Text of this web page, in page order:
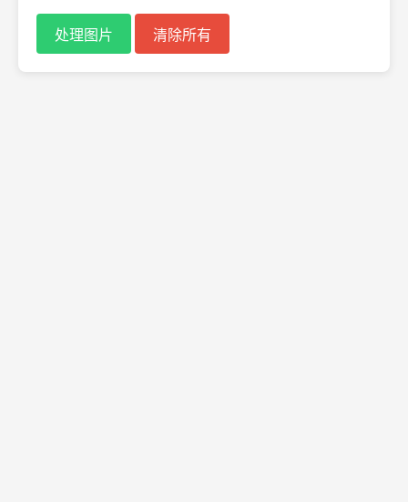
处理图片 清除所有